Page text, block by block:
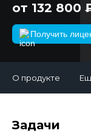
от 132 800
Получить
О продукте
Задачи